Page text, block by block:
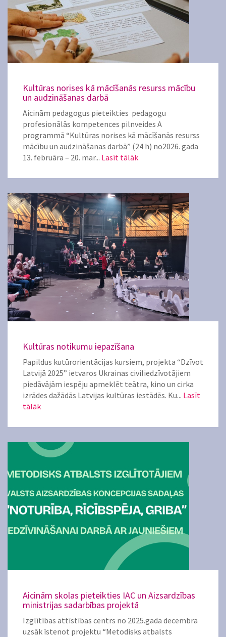
Kultūras norises kā mācīšanās resurss mācību
un audzināšanas darbā
Aicinām pedagogus pieteikties pedagogu
profesionālās kompetences pilnveides A
programmā “Kultūras norises kā mācīšanās resurss
mācību un audzināšanas darbā” (24 h) no2026. gada
13. februāra – 20. mar... Lasīt tālāk
Kultūras notikumu iepazīšana
Papildus kutūrorientācijas kursiem, projekta “Dzīvot
Latvijā 2025” ietvaros Ukrainas civiliedzīvotājiem
piedāvājām iespēju apmeklēt teātra, kino un cirka
izrādes dažādās Latvijas kultūras iestādēs. Ku... Lasīt
tālāk
Aicinām skolas pieteikties IAC un Aizsardzības
ministrijas sadarbības projektā
Izglītības attīstības centrs no 2025.gada decembra
uzsāk īstenot projektu “Metodisks atbalsts